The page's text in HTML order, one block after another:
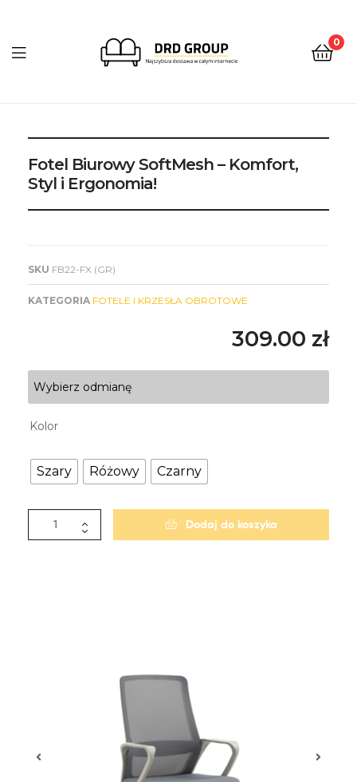
Group
0
Fotel Biurowy SoftMesh – Komfort,
Styl i Ergonomia!
SKU FB22-FX (GR)
KATEGORIA FOTELE I KRZESŁA OBROTOWE
309.00 zł
Wybierz odmianę
Kolor
Szary Różowy Czarny
Dodaj do koszyka